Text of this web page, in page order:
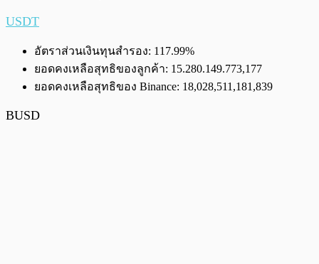
USDT
อัตราส่วนเงินทุนสำรอง: 117.99%
ยอดคงเหลือสุทธิของลูกค้า: 15.280.149.773,177
ยอดคงเหลือสุทธิของ Binance: 18,028,511,181,839
BUSD